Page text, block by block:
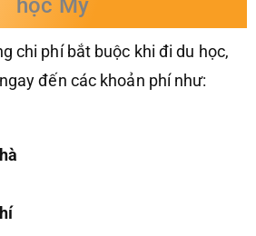
học Mỹ
chi phí bắt buộc khi đi du học,
đến các khoản phí như: